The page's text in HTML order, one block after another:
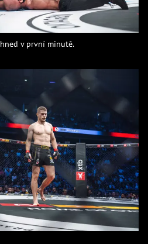
v první minutě.